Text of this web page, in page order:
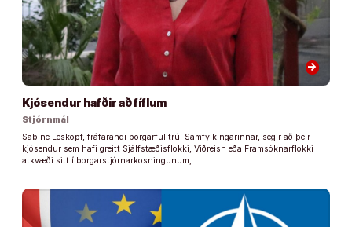
arrow_forward
Kjósendur hafðir að fíflum
Stjórnmál
Sabine Leskopf, fráfarandi borgarfulltrúi Samfylkingarinnar, segir að þeir
kjósendur sem hafi greitt Sjálfstæðisflokki, Viðreisn eða Framsóknarflokki
atkvæði sitt í borgarstjórnarkosningunum, …